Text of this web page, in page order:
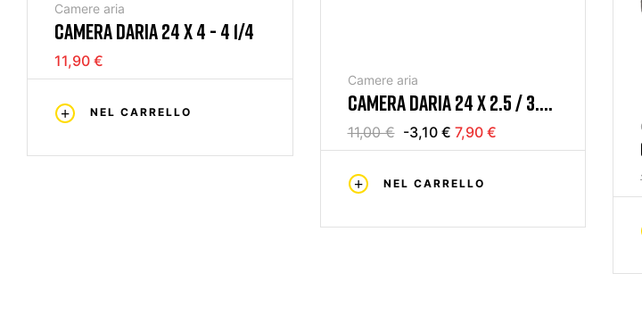
Camere aria
CAMERA DARIA 24 X 4 - 4 1/4
11,90 €
NEL CARRELLO
Camere aria
CAMERA DARIA 24 X 2.5 / 3.0
PRESTA VALVE 48MM
11,00 € -3,10 € 7,90 €
NEL CARRELLO